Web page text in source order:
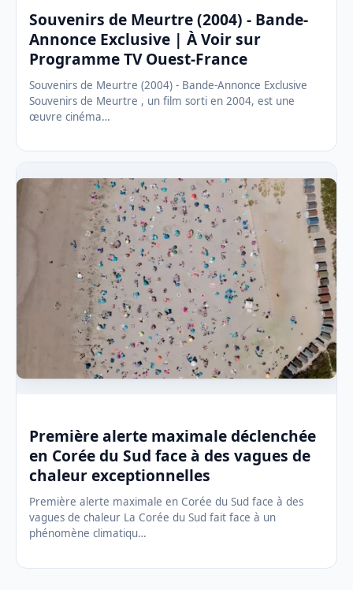
Souvenirs de Meurtre (2004) - Bande-
Annonce Exclusive | À Voir sur
Programme TV Ouest-France
Souvenirs de Meurtre (2004) - Bande-Annonce Exclusive
Souvenirs de Meurtre , un film sorti en 2004, est une
œuvre cinéma…
Première alerte maximale déclenchée
en Corée du Sud face à des vagues de
chaleur exceptionnelles
Première alerte maximale en Corée du Sud face à des
vagues de chaleur La Corée du Sud fait face à un
phénomène climatiqu…